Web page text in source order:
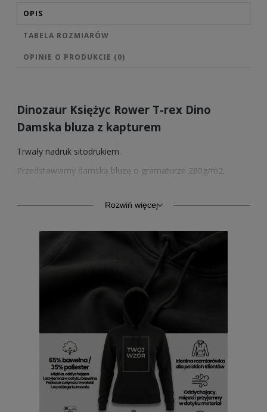
OPIS
TABELA ROZMIARÓW
OPINIE O PRODUKCIE (0)
Dinozaur Księżyc Rower T-rex Dino
Damska bluza z kapturem
Trwały nadruk sitodrukiem.
Przedstawiamy damską bluzę o gramaturze 280g/m2.
znajduje zastosowanie również jako odzież sportowa.
Kangurkowa kieszeń, rękawy i dół ze ściągaczem.
Sprzedawane przez nas wzory nadruków posiadamy
również w wersji na bluzach z kapturem w 4 kolorach.
Rozwiń więcej